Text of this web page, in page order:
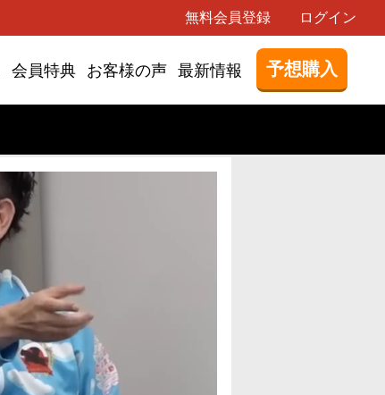
無料会員登録 ログイン
会員特典 お客様の声 最新情報 予想購入